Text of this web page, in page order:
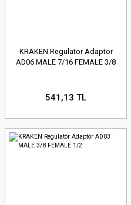
KRAKEN Regülatör Adaptör
AD06 MALE 7/16 FEMALE 3/8
541,13 TL